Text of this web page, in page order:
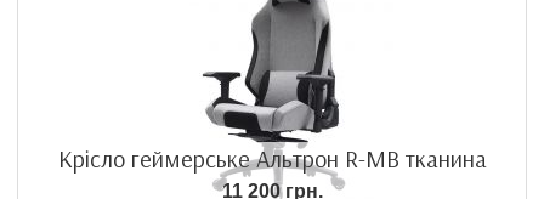
Крісло геймерське Альтрон R-MB тканина
11 200 грн.